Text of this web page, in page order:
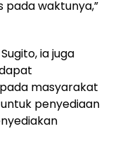
pada waktunya,”
ia juga
masyarakat
penyediaan